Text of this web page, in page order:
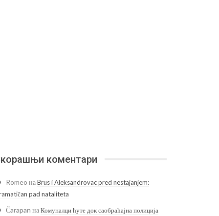
коментари
Romeo наBrus i Aleksandrovac pred nestajanjem:
pad nataliteta
Čarapan наКомуналци ћуте док саобраћајна полиција